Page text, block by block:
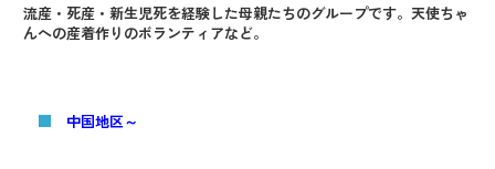
流産・死産・新生児死を経験した母親たちのグループです。天使ちゃ
んへの産着作りのボランティアなど。
■ 中国地区～